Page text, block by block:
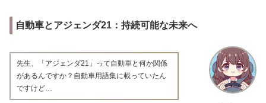
自動車とアジェンダ21：持続可能な未来へ
先生、「アジェンダ21」って自動車と何か関係
があるんですか？自動車用語集に載っていたん
ですけど…